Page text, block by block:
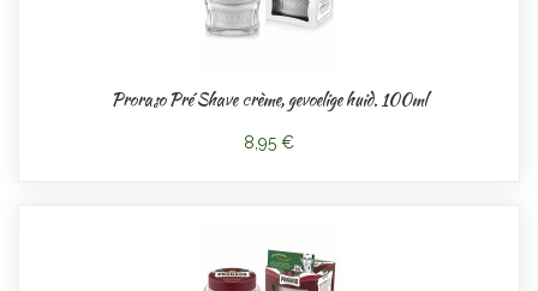
Proraso Pré Shave crème, gevoelige huid. 100ml
8,95 €